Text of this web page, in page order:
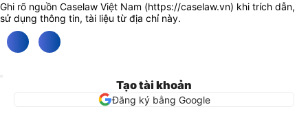
Ghi rõ nguồn Caselaw Việt Nam (https://caselaw.vn) khi trích dẫn,
sử dụng thông tin, tài liệu từ địa chỉ này.
Tạo tài khoản
Đăng ký bằng Google